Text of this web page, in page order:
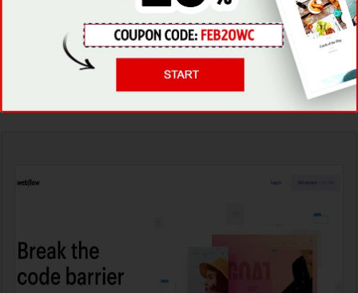
...или прочтите наш обзор Zyro
2. Webflow Отзывы
Занимает #2 из 8 Конструкторов Сайтов